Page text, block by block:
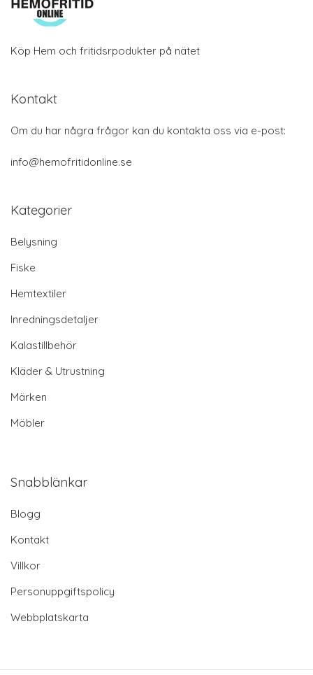
Köp Hem och fritidsrpodukter på nätet
Kontakt
Om du har några frågor kan du kontakta oss via e-post:
info@hemofritidonline.se
Kategorier
Belysning
Fiske
Hemtextiler
Inredningsdetaljer
Kalastillbehör
Kläder & Utrustning
Märken
Möbler
Snabblänkar
Blogg
Kontakt
Villkor
Personuppgiftspolicy
Webbplatskarta